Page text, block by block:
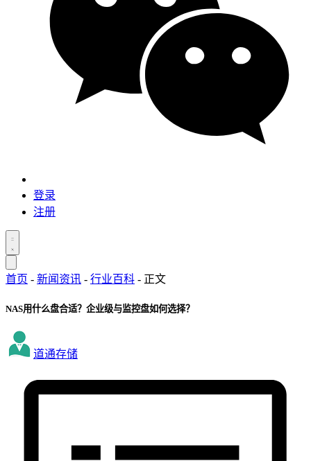
登录
注册
首页 - 新闻资讯 - 行业百科 - 正文
NAS用什么盘合适？企业级与监控盘如何选择？
道通存储